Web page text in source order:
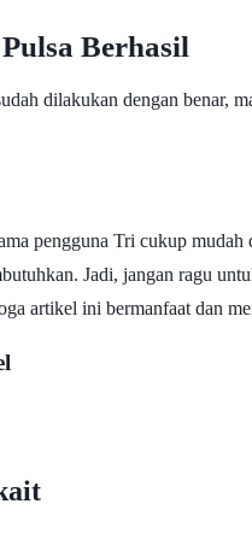
Berhasil
dilakukan dengan benar,
pengguna Tri cukup
Jadi, jangan ragu
artikel ini bermanfaat dan